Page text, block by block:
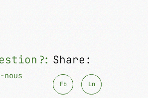
nous
Share:
Fb Ln